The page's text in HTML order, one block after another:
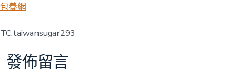
包養網
TC:taiwansugar293
發佈留言